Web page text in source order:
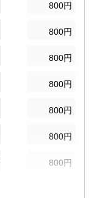
800円
800円
800円
800円
800円
800円
800円